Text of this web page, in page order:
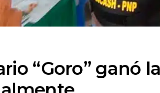
“Goro” ganó